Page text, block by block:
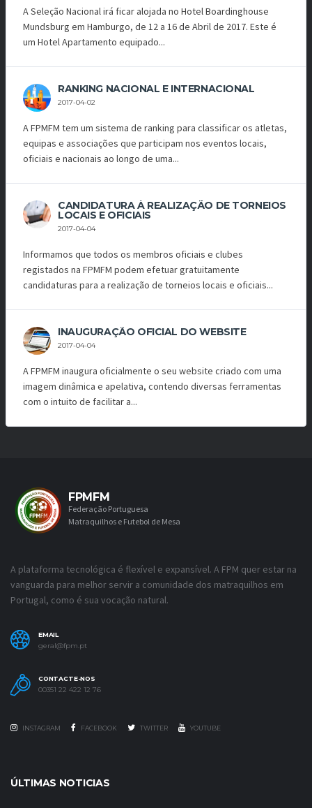
A Seleção Nacional irá ficar alojada no Hotel Boardinghouse
Mundsburg em Hamburgo, de 12 a 16 de Abril de 2017. Este é
um Hotel Apartamento equipado...
RANKING NACIONAL E INTERNACIONAL
2017-04-02
A FPMFM tem um sistema de ranking para classificar os atletas,
equipas e associações que participam nos eventos locais,
oficiais e nacionais ao longo de uma...
CANDIDATURA À REALIZAÇÃO DE TORNEIOS
LOCAIS E OFICIAIS
2017-04-04
Informamos que todos os membros oficiais e clubes
registados na FPMFM podem efetuar gratuitamente
candidaturas para a realização de torneios locais e oficiais...
INAUGURAÇÃO OFICIAL DO WEBSITE
2017-04-04
A FPMFM inaugura oficialmente o seu website criado com uma
imagem dinâmica e apelativa, contendo diversas ferramentas
com o intuito de facilitar a...
FPMFM
Federação Portuguesa
Matraquilhos e Futebol de Mesa
A plataforma tecnológica é flexível e expansível. A FPM quer estar na
vanguarda para melhor servir a comunidade dos matraquilhos em
Portugal, como é sua vocação natural.
EMAIL
geral@fpm.pt
CONTACTE-NOS
00351 22 422 12 76
INSTAGRAM FACEBOOK TWITTER YOUTUBE
ÚLTIMAS NOTICIAS